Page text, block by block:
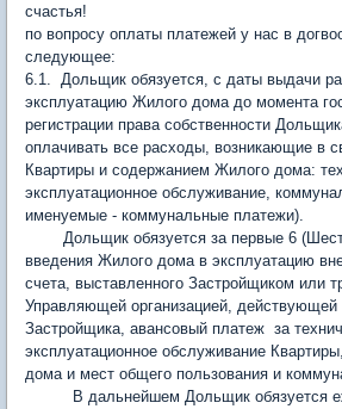
счастья!
по вопросу оплаты платежей у нас в
следующее:
6.1. Дольщик обязуется, с даты выдачи
эксплуатацию Жилого дома до момента
регистрации права собственности
оплачивать все расходы, возникающие в
Квартиры и содержанием Жилого дома:
эксплуатационное обслуживание,
именуемые - коммунальные платежи).
Дольщик обязуется за первые 6
введения Жилого дома в эксплуатацию
счета, выставленного Застройщиком или
Управляющей организацией, действующей
Застройщика, авансовый платеж за
эксплуатационное обслуживание
дома и мест общего пользования и
В дальнейшем Дольщик обязуется